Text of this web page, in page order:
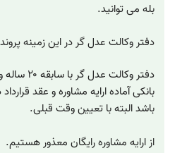
بله می توانید.
دفتر وکالت عدل گر در این زمینه
دفتر
بانکی آماده ارایه مشاوره و عقد
باشد البته با تعیین وقت قبلی.
از ارایه مشاوره رایگان معذور هستیم.